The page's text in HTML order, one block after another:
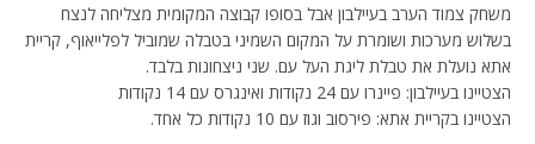
משחק צמוד הערב בעיילבון אבל בסופו קבוצה המקומית מצליחה לנצח
בשלוש מערכות ושומרת על המקום השמיני בטבלה שמוביל לפלייאוף, קריית
אתא נועלת את טבלת ליגת העל עם. שני ניצחונות בלבד.
הצטיינו בעיילבון: פיינרו עם 24 נקודות ואינגרס עם 14 נקודות
הצטיינו בקריית אתא: פירסוב וגוז עם 10 נקודות כל אחד.